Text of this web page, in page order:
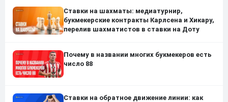
Ставки на шахматы: медиатурнир,
букмекерские контракты Карлсена и Хикару,
перелив шахматистов в ставки на Доту
Почему в названии многих букмекеров есть
число 88
Ставки на обратное движение линии: как